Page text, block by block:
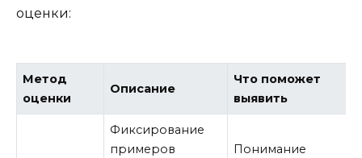
оценки:
Метод
оценки
Описание
Что поможет
выявить
Фиксирование
примеров
Понимание